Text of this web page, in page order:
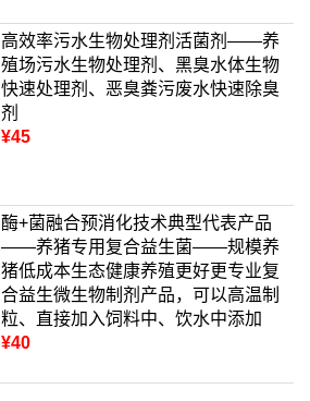
高效率污水生物处理剂活菌剂——养
殖场污水生物处理剂、黑臭水体生物
快速处理剂、恶臭粪污废水快速除臭
剂
¥45
酶+菌融合预消化技术典型代表产品
——养猪专用复合益生菌——规模养
猪低成本生态健康养殖更好更专业复
合益生微生物制剂产品，可以高温制
粒、直接加入饲料中、饮水中添加
¥40